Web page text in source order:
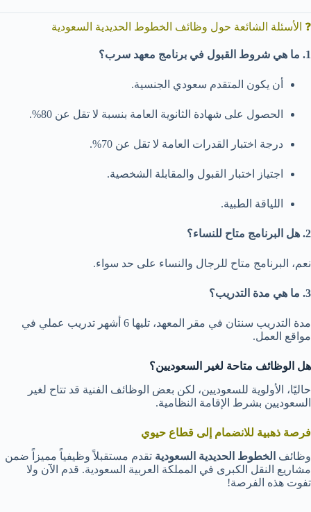
❓ الأسئلة الشائعة حول وظائف الخطوط الحديدية السعودية
1. ما هي شروط القبول في برنامج معهد سرب؟
أن يكون المتقدم سعودي الجنسية.
الحصول على شهادة الثانوية العامة بنسبة لا تقل عن 80%.
درجة اختبار القدرات العامة لا تقل عن 70%.
اجتياز اختبار القبول والمقابلة الشخصية.
اللياقة الطبية.
2. هل البرنامج متاح للنساء؟
نعم، البرنامج متاح للرجال والنساء على حد سواء.
3. ما هي مدة التدريب؟
مدة التدريب سنتان في مقر المعهد، تليها 6 أشهر تدريب عملي في
مواقع العمل.
هل الوظائف متاحة لغير السعوديين؟
حاليًا، الأولوية للسعوديين، لكن بعض الوظائف الفنية قد تتاح لغير
السعوديين بشرط الإقامة النظامية.
فرصة ذهبية للانضمام إلى قطاع حيوي
وظائف الخطوط الحديدية السعودية تقدم مستقبلاً وظيفياً مميزاً ضمن
مشاريع النقل الكبرى في المملكة العربية السعودية. قدم الآن ولا
تفوت هذه الفرصة!